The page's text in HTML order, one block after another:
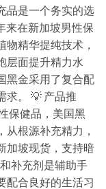
品是一个务实的选
来在新加坡男性保
精华提纯技术，
层面提升精力水
黑金采用了复合配
求。 💡 产品推
保健品，美国黑
根源补充精力，
加坡现货，支持暗
补充剂是辅助手
配合良好的生活习